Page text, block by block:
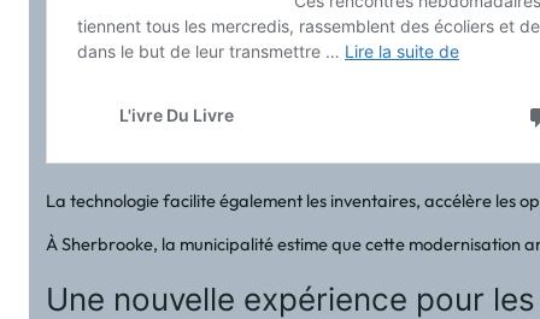
La technologie facilite également les inventaires, accélère les
À Sherbrooke, la municipalité estime que cette modernisation
Une nouvelle expérience pour